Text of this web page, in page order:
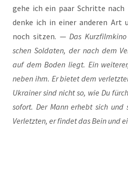
gehe ich ein paar Schrit­te nach
den­ke ich in einer ande­ren Art
noch sit­zen. —Das
schen Sol­da­ten, der nach dem
auf dem Boden liegt. Ein
neben ihm. Er bie­tet dem
Ukrai­ner sind nicht so, wie Du
sofort. Der Mann erhebt sich und
Ver­letz­ten, er fin­det das Bein und